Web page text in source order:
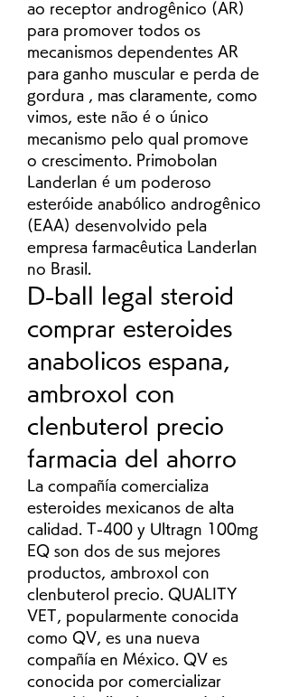
ao receptor androgênico (AR)
para promover todos os
mecanismos dependentes AR
para ganho muscular e perda de
gordura , mas claramente, como
vimos, este não é o único
mecanismo pelo qual promove
o crescimento. Primobolan
Landerlan é um poderoso
esteróide anabólico androgênico
(EAA) desenvolvido pela
empresa farmacêutica Landerlan
no Brasil.
D-ball legal steroid
comprar esteroides
anabolicos espana,
ambroxol con
clenbuterol precio
farmacia del ahorro
La compañía comercializa
esteroides mexicanos de alta
calidad. T-400 y Ultragn 100mg
EQ son dos de sus mejores
productos, ambroxol con
clenbuterol precio. QUALITY
VET, popularmente conocida
como QV, es una nueva
compañía en México. QV es
conocida por comercializar